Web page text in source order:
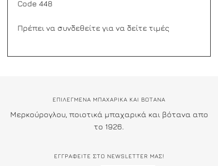
Code 448
Πρέπει να συνδεθείτε για να δείτε τιμές
ΕΠΙΛΕΓΜΕΝΑ ΜΠΑΧΑΡΙΚΑ ΚΑΙ ΒΟΤΑΝΑ
Μερκούρογλου, ποιοτικά μπαχαρικά και βότανα απο
το 1926.
ΕΓΓΡΑΦΕΊΤΕ ΣΤΟ NEWSLETTER ΜΑΣ!